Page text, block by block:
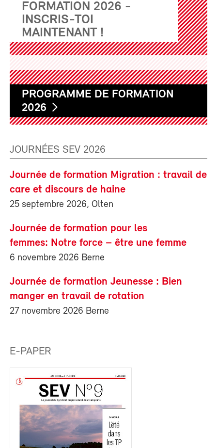
FORMATION 2026 -
INSCRIS-TOI
MAINTENANT !
PROGRAMME DE FORMATION
2026
JOURNÉES SEV 2026
Journée de formation Migration : travail de
care et discours de haine
25 septembre 2026, Olten
Journée de formation pour les
femmes: Notre force – être une femme
6 novembre 2026 Berne
Journée de formation Jeunesse : Bien
manger en travail de rotation
27 novembre 2026 Berne
E-PAPER